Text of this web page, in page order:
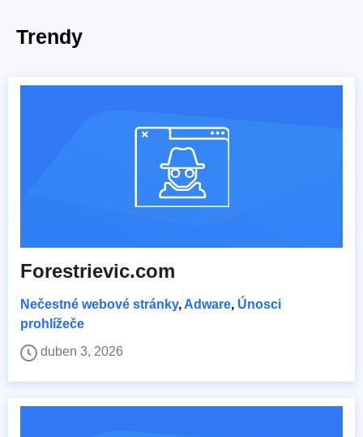
Trendy
Forestrievic.com
Nečestné webové stránky, Adware, Únosci
prohlížeče
duben 3, 2026